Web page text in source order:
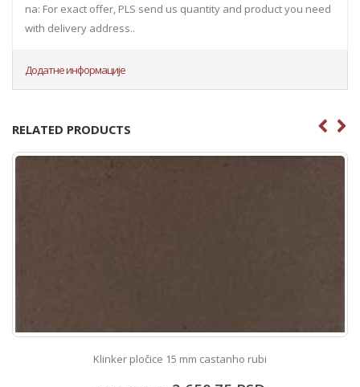
na: For exact offer, PLS send us quantity and product you need
with delivery address..
Додатне информације
RELATED PRODUCTS
Klinker pločice 15 mm castanho rubi